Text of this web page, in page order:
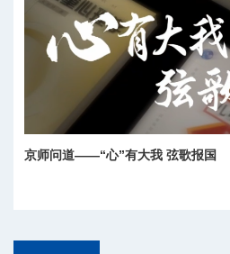
京师问道——“心”有大我 弦歌报国